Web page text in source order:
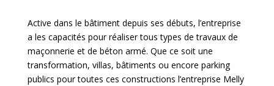
Active dans le bâtiment depuis ses débuts, l’entreprise
a les capacités pour réaliser tous types de travaux de
maçonnerie et de béton armé. Que ce soit une
transformation, villas, bâtiments ou encore parking
publics pour toutes ces constructions l’entreprise Melly